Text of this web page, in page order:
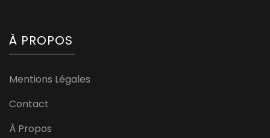
À PROPOS
Mentions Légales
Contact
À Propos